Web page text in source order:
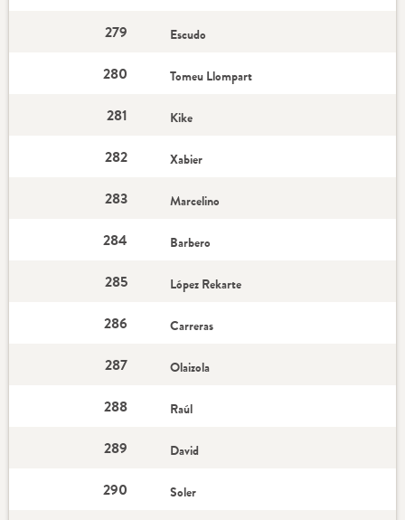
279 Escudo
280 Tomeu Llompart
281 Kike
282 Xabier
283 Marcelino
284 Barbero
285 López Rekarte
286 Carreras
287 Olaizola
288 Raúl
289 David
290 Soler